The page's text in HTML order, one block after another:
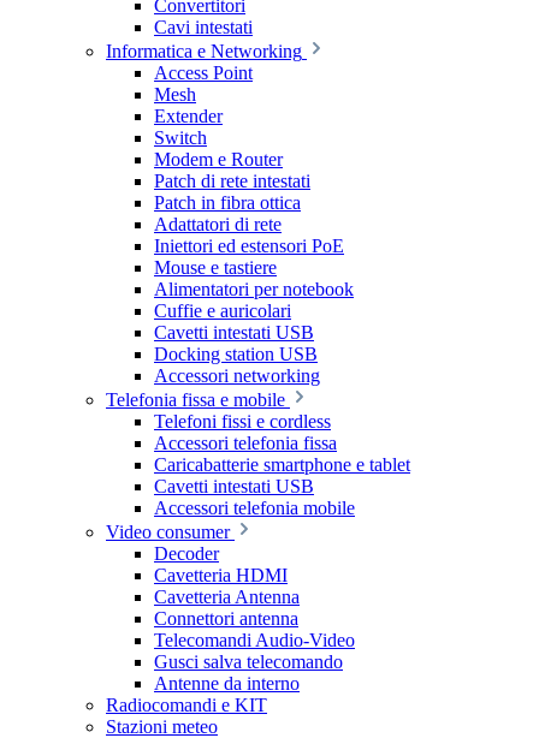
Convertitori
Cavi intestati
Informatica e Networking
Access Point
Mesh
Extender
Switch
Modem e Router
Patch di rete intestati
Patch in fibra ottica
Adattatori di rete
Iniettori ed estensori PoE
Mouse e tastiere
Alimentatori per notebook
Cuffie e auricolari
Cavetti intestati USB
Docking station USB
Accessori networking
Telefonia fissa e mobile
Telefoni fissi e cordless
Accessori telefonia fissa
Caricabatterie smartphone e tablet
Cavetti intestati USB
Accessori telefonia mobile
Video consumer
Decoder
Cavetteria HDMI
Cavetteria Antenna
Connettori antenna
Telecomandi Audio-Video
Gusci salva telecomando
Antenne da interno
Radiocomandi e KIT
Stazioni meteo